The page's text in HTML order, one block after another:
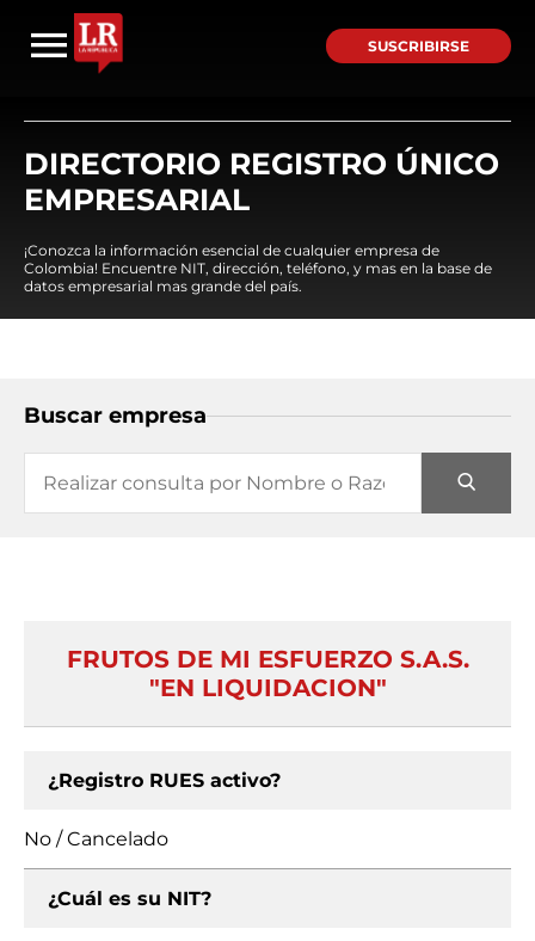
SUSCRIBIRSE
DIRECTORIO REGISTRO ÚNICO
EMPRESARIAL
¡Conozca la información esencial de cualquier empresa de
Colombia! Encuentre NIT, dirección, teléfono, y mas en la base de
datos empresarial mas grande del país.
Buscar empresa
FRUTOS DE MI ESFUERZO S.A.S.
"EN LIQUIDACION"
¿Registro RUES activo?
No / Cancelado
¿Cuál es su NIT?